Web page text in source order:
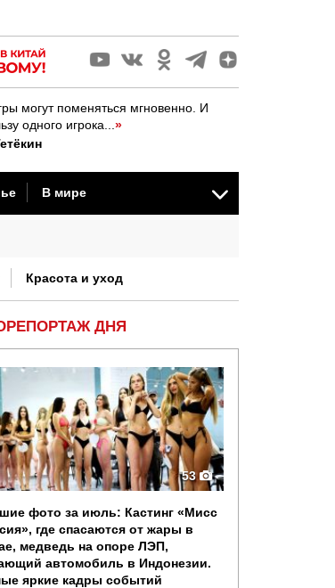
могут поменяться мгновенно. И
одного игрока... »
В мире
Красота и уход
ДНЯ
53
фото за июль: Кастинг «Мисс
где спасаются от жары в
медведь на опоре ЛЭП,
автомобиль в Индонезии.
яркие кадры событий